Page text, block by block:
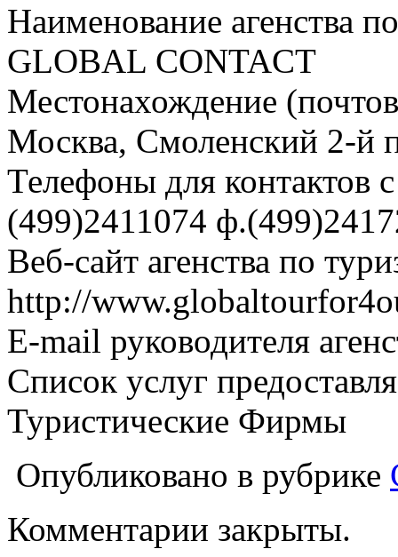
Наименование агенства
GLOBAL CONTACT
Местонахождение
Москва, Смоленский 2-й
Телефоны для контактов
(499)2411074
Веб-сайт агенства по
http://
E-mail руководителя
Список услуг
Туристические Фирмы
Опубликовано в рубрике
Комментарии закрыты.